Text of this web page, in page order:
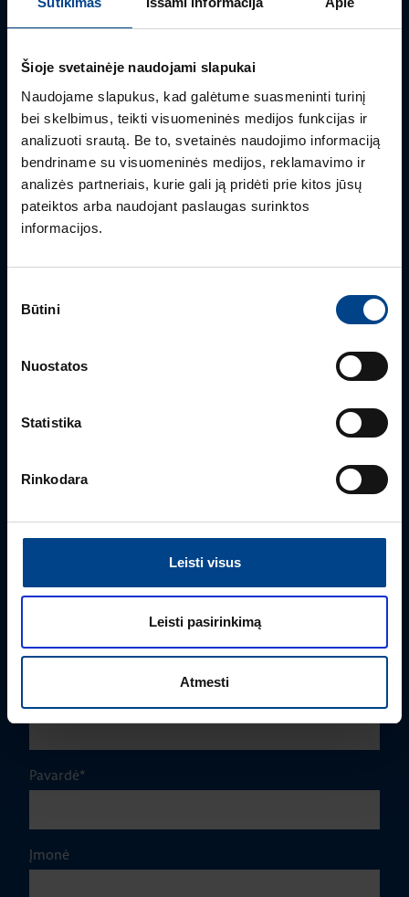
Šioje svetainėje naudojami slapukai
Naudojame slapukus, kad galėtume suasmeninti turinį
bei skelbimus, teikti visuomeninės medijos funkcijas ir
analizuoti srautą. Be to, svetainės naudojimo informaciją
bendriname su visuomeninės medijos, reklamavimo ir
analizės partneriais, kurie gali ją pridėti prie kitos jūsų
pateiktos arba naudojant paslaugas surinktos
informacijos.
pasirinkimas
Būtini
Nuostatos
Statistika
Rinkodara
Leisti visus
Leisti pasirinkimą
Atmesti
+370 603 23732
Edmas Nausėdas
edmas.nausedas@utugroup.com
Pavardė*
Įmonė